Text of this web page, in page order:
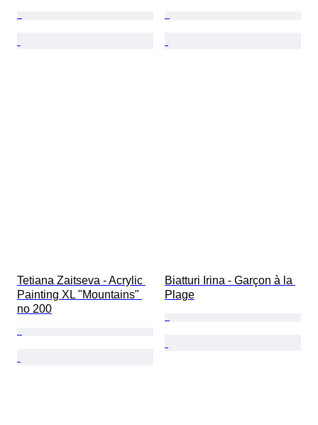
Tetiana Zaitseva - Acrylic
Painting XL "Mountains"
no 200
Biatturi Irina - Garçon à la
Plage